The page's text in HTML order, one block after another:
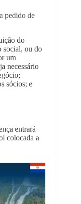
pedido de
do
social, ou do
um
necessário
sócios; e
entrará
colocada a